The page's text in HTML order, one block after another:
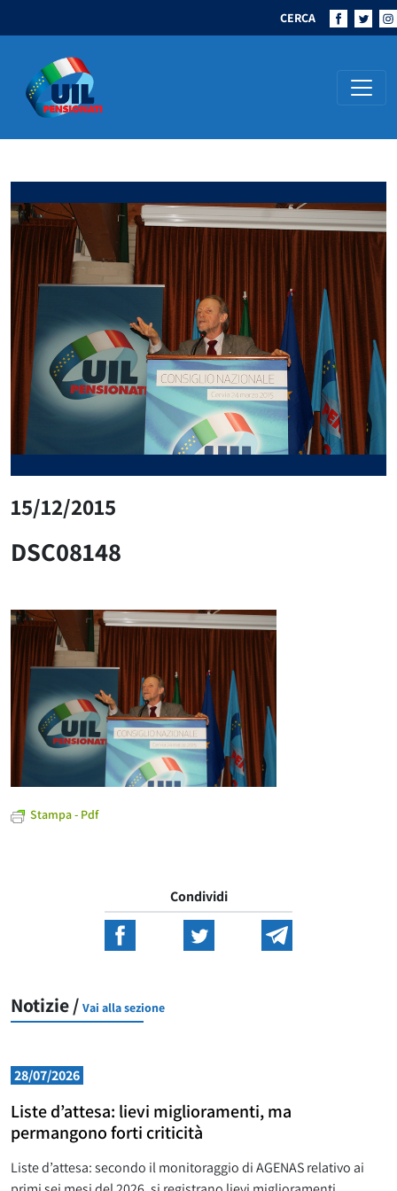
CERCA
Navigazione principale
15/12/2015
DSC08148
Stampa - Pdf
Condividi
Notizie / Vai alla sezione
28/07/2026
Liste d’attesa: lievi miglioramenti, ma
permangono forti criticità
Liste d’attesa: secondo il monitoraggio di AGENAS relativo ai